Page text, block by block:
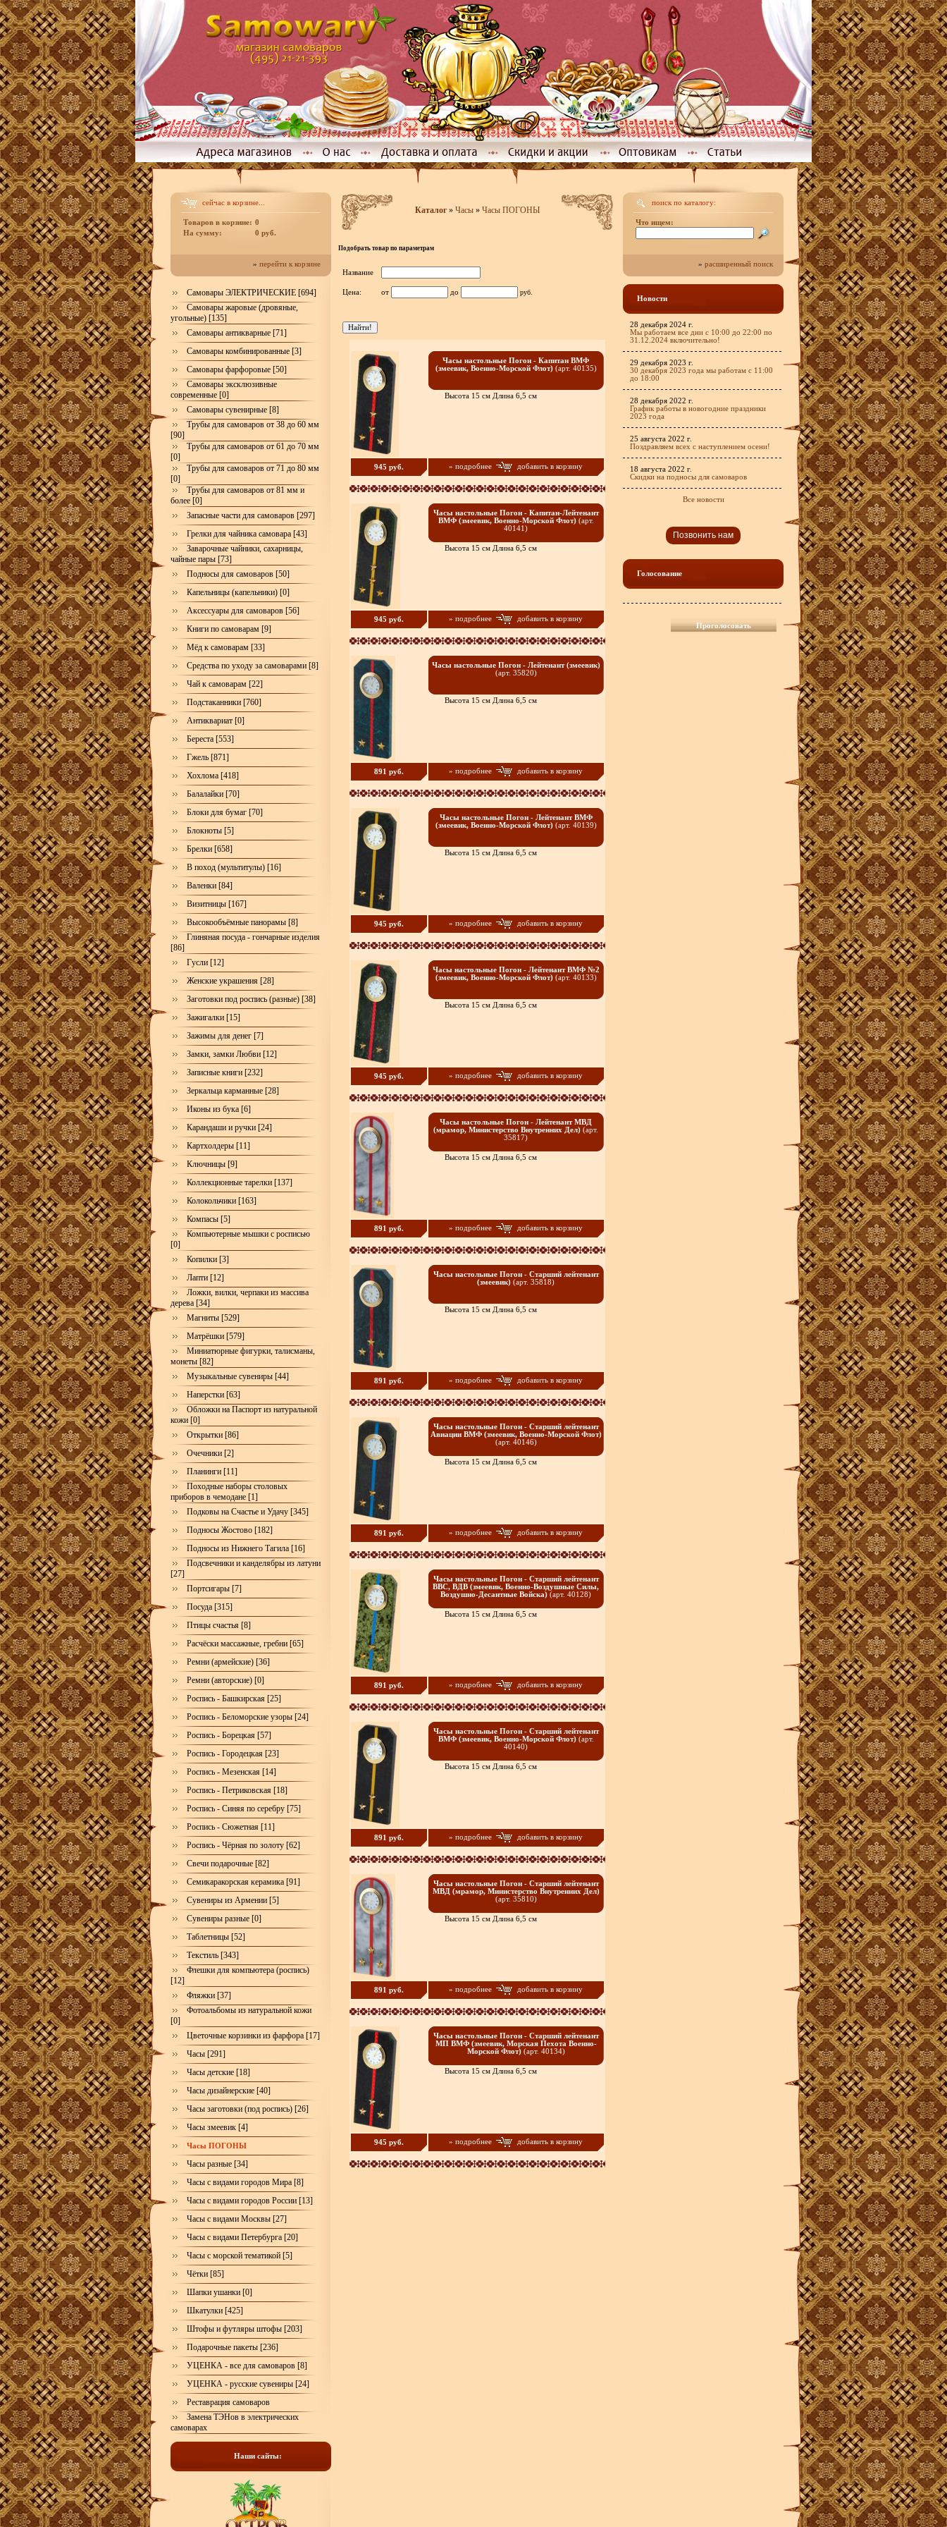
сейчас в корзине...
Товаров в корзине: 0
На сумму:
0 руб.
» перейти к корзине
Самовары ЭЛЕКТРИЧЕСКИЕ [694]
Самовары жаровые (дровяные,
угольные) [135]
Самовары антикварные [71]
Самовары комбинированные [3]
Самовары фарфоровые [50]
Самовары эксклюзивные
современные [0]
Самовары сувенирные [8]
Трубы для самоваров от 38 до 60 мм
[90]
Трубы для самоваров от 61 до 70 мм
[0]
Трубы для самоваров от 71 до 80 мм
[0]
Трубы для самоваров от 81 мм и
более [0]
Запасные части для самоваров [297]
Грелки для чайника самовара [43]
Заварочные чайники, сахарницы,
чайные пары [73]
Подносы для самоваров [50]
Капельницы (капельники) [0]
Аксессуары для самоваров [56]
Книги по самоварам [9]
Мёд к самоварам [33]
Средства по уходу за самоварами [8]
Чай к самоварам [22]
Подстаканники [760]
Антиквариат [0]
Береста [553]
Гжель [871]
Хохлома [418]
Балалайки [70]
Блоки для бумаг [70]
Блокноты [5]
Брелки [658]
В поход (мультитулы) [16]
Валенки [84]
Визитницы [167]
Высокообъёмные панорамы [8]
Глиняная посуда - гончарные изделия
[86]
Гусли [12]
Женские украшения [28]
Заготовки под роспись (разные) [38]
Зажигалки [15]
Зажимы для денег [7]
Замки, замки Любви [12]
Записные книги [232]
Зеркальца карманные [28]
Иконы из бука [6]
Карандаши и ручки [24]
Картхолдеры [11]
Ключницы [9]
Коллекционные тарелки [137]
Колокольчики [163]
Компасы [5]
Компьютерные мышки с росписью
[0]
Копилки [3]
Лапти [12]
Ложки, вилки, черпаки из массива
дерева [34]
Магниты [529]
Матрёшки [579]
Миниатюрные фигурки, талисманы,
монеты [82]
Музыкальные сувениры [44]
Наперстки [63]
Обложки на Паспорт из натуральной
кожи [0]
Открытки [86]
Очечники [2]
Планинги [11]
Походные наборы столовых
приборов в чемодане [1]
Подковы на Счастье и Удачу [345]
Подносы Жостово [182]
Подносы из Нижнего Тагила [16]
Подсвечники и канделябры из латуни
[27]
Портсигары [7]
Посуда [315]
Птицы счастья [8]
Расчёски массажные, гребни [65]
Ремни (армейские) [36]
Ремни (авторские) [0]
Роспись - Башкирская [25]
Роспись - Беломорские узоры [24]
Роспись - Борецкая [57]
Роспись - Городецкая [23]
Роспись - Мезенская [14]
Роспись - Петриковская [18]
Роспись - Синяя по серебру [75]
Роспись - Сюжетная [11]
Роспись - Чёрная по золоту [62]
Свечи подарочные [82]
Семикаракорская керамика [91]
Сувениры из Армении [5]
Сувениры разные [0]
Таблетницы [52]
Текстиль [343]
Флешки для компьютера (роспись)
[12]
Фляжки [37]
Фотоальбомы из натуральной кожи
[0]
Цветочные корзинки из фарфора [17]
Часы [291]
Часы детские [18]
Часы дизайнерские [40]
Часы заготовки (под роспись) [26]
Часы змеевик [4]
Часы ПОГОНЫ
Часы разные [34]
Часы с видами городов Мира [8]
Часы с видами городов России [13]
Часы с видами Москвы [27]
Часы с видами Петербурга [20]
Часы с морской тематикой [5]
Чётки [85]
Шапки ушанки [0]
Шкатулки [425]
Штофы и футляры штофы [203]
Подарочные пакеты [236]
УЦЕНКА - все для самоваров [8]
УЦЕНКА - русские сувениры [24]
Реставрация самоваров
Замена ТЭНов в электрических
самоварах
Наши сайты:
Каталог» Часы» Часы ПОГОНЫ
Подобрать товар по параметрам
Название
Цена: от до руб.
Часы настольные Погон - Капитан ВМФ
(змеевик, Военно-Морской Флот)(арт. 40135)
Высота 15 см Длина 6,5 см
945 руб. » подробнее добавить в корзину
Часы настольные Погон - Капитан-Лейтенант
ВМФ (змеевик, Военно-Морской Флот)(арт.
40141)
Высота 15 см Длина 6,5 см
945 руб. » подробнее добавить в корзину
Часы настольные Погон - Лейтенант (змеевик)
(арт. 35820)
Высота 15 см Длина 6,5 см
891 руб. » подробнее добавить в корзину
Часы настольные Погон - Лейтенант ВМФ
(змеевик, Военно-Морской Флот)(арт. 40139)
Высота 15 см Длина 6,5 см
945 руб. » подробнее добавить в корзину
Часы настольные Погон - Лейтенант ВМФ №2
(змеевик, Военно-Морской Флот)(арт. 40133)
Высота 15 см Длина 6,5 см
945 руб. » подробнее добавить в корзину
Часы настольные Погон - Лейтенант МВД
(мрамор, Министерство Внутренних Дел) (арт.
35817)
Высота 15 см Длина 6,5 см
891 руб. » подробнее добавить в корзину
Часы настольные Погон - Старший лейтенант
(змеевик) (арт. 35818)
Высота 15 см Длина 6,5 см
891 руб. » подробнее добавить в корзину
Часы настольные Погон - Старший лейтенант
Авиации ВМФ (змеевик, Военно-Морской Флот)
(арт. 40146)
Высота 15 см Длина 6,5 см
891 руб. » подробнее добавить в корзину
Часы настольные Погон - Старший лейтенант
ВВС, ВДВ (змеевик, Военно-Воздушные Силы,
Воздушно-Десантные Войска) (арт. 40128)
Высота 15 см Длина 6,5 см
891 руб. » подробнее добавить в корзину
Часы настольные Погон - Старший лейтенант
ВМФ (змеевик, Военно-Морской Флот)(арт.
40140)
Высота 15 см Длина 6,5 см
891 руб. » подробнее добавить в корзину
Часы настольные Погон - Старший лейтенант
МВД (мрамор, Министерство Внутренних Дел)
(арт. 35810)
Высота 15 см Длина 6,5 см
891 руб. » подробнее добавить в корзину
Часы настольные Погон - Старший лейтенант
МП ВМФ (змеевик, Морская Пехота Военно-
Морской Флот)(арт. 40134)
Высота 15 см Длина 6,5 см
945 руб. » подробнее добавить в корзину
поиск по каталогу:
Что ищем:
» расширенный поиск
Новости
28 декабря 2024 г.
Мы работаем все дни с 10:00 до 22:00 по
31.12.2024 включительно!
29 декабря 2023 г.
30 декабря 2023 года мы работам с 11:00
до 18:00
28 декабря 2022 г.
График работы в новогодние праздники
2023 года
25 августа 2022 г.
Поздравляем всех с наступлением осени!
18 августа 2022 г.
Скидки на подносы для самоваров
Все новости
Позвонить нам
Голосование